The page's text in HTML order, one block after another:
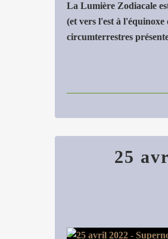
La Lumière Zodiacale
(et vers l'est à l'équinoxe
circumterrestres
25